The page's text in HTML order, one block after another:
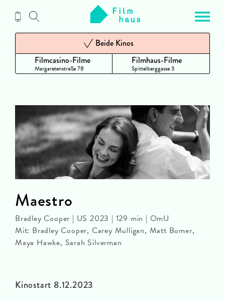
Inhalt
Filmcasino-Filme
Margaretenstraße 78
Beide Kinos
Filmhaus-Filme
Spittelberggasse 3
Kinostart 8.12.2023
Maestro
Bradley Cooper | US 2023 | 129 min | OmU
Mit: Bradley Cooper, Carey Mulligan, Matt Bomer,
Maya Hawke, Sarah Silverman